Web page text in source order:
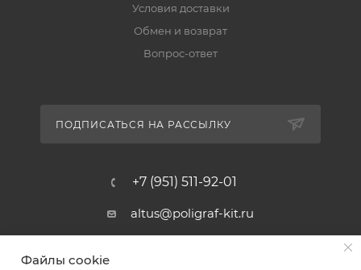
Условия доставки
Обмен и возврат
Вопрос-ответ
ПОДПИСАТЬСЯ НА РАССЫЛКУ
+7 (951) 511-92-01
altus@poligraf-kit.ru
Ростовская обл, Аксайский р-н,
Файлы cookie